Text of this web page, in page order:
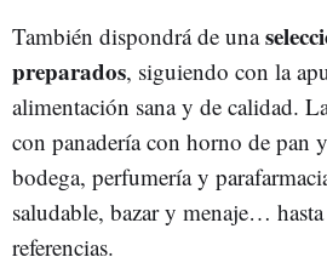
También dispondrá de una
preparados, siguiendo con la
alimentación sana y de calidad.
con panadería con horno de pan
bodega, perfumería y
saludable, bazar y menaje…
referencias.